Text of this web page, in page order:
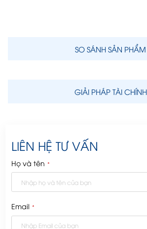
SO SÁNH SẢN PHẨM
GIẢI PHÁP TÀI CHÍNH
LIÊN HỆ TƯ VẤN
Họ và tên *
Email *